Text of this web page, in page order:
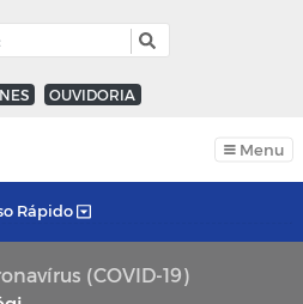
OUVIDORIA
Menu
Rápido
(COVID-19)